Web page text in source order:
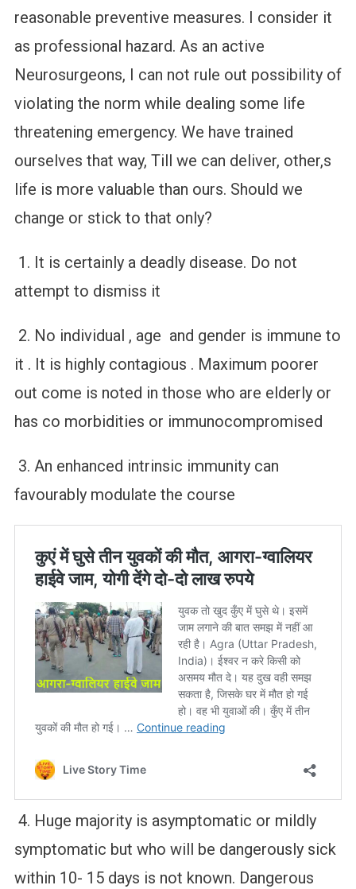
reasonable preventive measures. I consider it
as professional hazard. As an active
Neurosurgeons, I can not rule out possibility of
violating the norm while dealing some life
threatening emergency. We have trained
ourselves that way, Till we can deliver, other,s
life is more valuable than ours. Should we
change or stick to that only?
1. It is certainly a deadly disease. Do not
attempt to dismiss it
2. No individual , age and gender is immune to
it . It is highly contagious . Maximum poorer
out come is noted in those who are elderly or
has co morbidities or immunocompromised
3. An enhanced intrinsic immunity can
favourably modulate the course
4. Huge majority is asymptomatic or mildly
symptomatic but who will be dangerously sick
within 10- 15 days is not known. Dangerous